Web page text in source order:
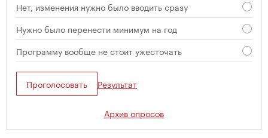
Нет, изменения нужно было вводить сразу
Нужно было перенести минимум на год
Программу вообще не стоит ужесточать
Проголосовать Результат
Архив опросов